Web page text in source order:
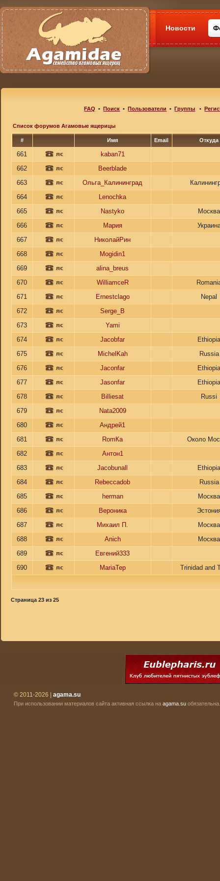
Новости
FAQ •Поиск •Пользователи •Группы •
Список форумов Агамовые ящерицы
# Имя Email Откуда
661
kaban71
662
Beerblade
663
Ольга_Калининград
664
Lenochka
665
Nastyko
Москва
666
Мария
667
НиколайРин
668
Mogidin1
669
alina_breus
670
WilliamceR
671
Ernestclago
Nepal
672
Serge_B
673
Yami
674
Jacobfar
675
MichelKah
Russia
676
Jaconfar
677
Jasonfar
678
Billiesat
Russi
679
Nata2009
680
Андрей1
681
RomКа
Около
682
Антон1
683
Jacobunall
684
Rebeccadob
Russia
685
herman
Москва
686
Вероника
687
Михаил П.
Москва
688
Anich
Москва
689
Евгений333
690
MariaTep Trinidad and
Страница 23 из 25
© 2011-2026 | agama.su
При использовании материалов сайта активная ссылка на agama.su обязательна.